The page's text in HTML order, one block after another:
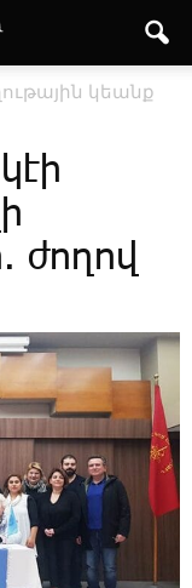
կեանք
ժողով